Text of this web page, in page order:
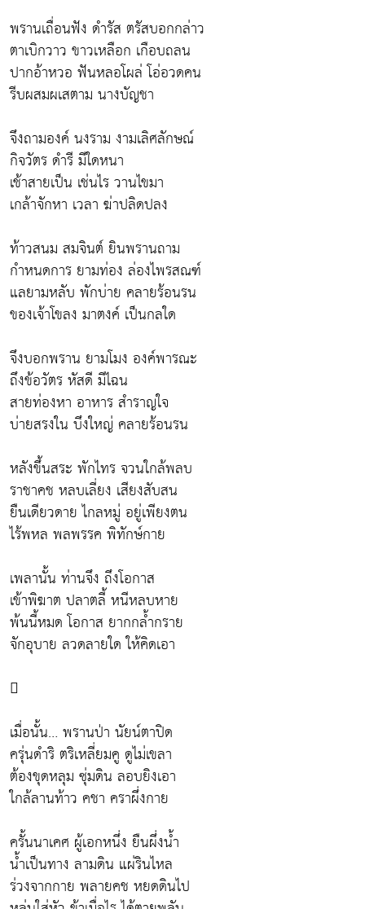
พรานเถื่อนฟัง ดำรัส ตรัสบอกกล่าว
ตาเบิกวาว ขาวเหลือก เกือบถลน
ปากอ้าหวอ ฟันหลอโผล่ โอ่อวดคน
รีบผสมผเสตาม นางบัญชา
จึงถามองค์ นงราม งามเลิศลักษณ์
กิจวัตร ดำรี มีใดหนา
เช้าสายเป็น เช่นไร วานไขมา
เกล้าจักหา เวลา ฆ่าปลิดปลง
ท้าวสนม สมจินต์ ยินพรานถาม
กำหนดการ ยามท่อง ล่องไพรสณฑ์
แลยามหลับ พักบ่าย คลายร้อนรน
ของเจ้าโขลง มาตงค์ เป็นกลใด
จึงบอกพราน ยามโมง องค์พารณะ
ถึงข้อวัตร หัสดี มีไฉน
สายท่องหา อาหาร สำราญใจ
บ่ายสรงใน บึงใหญ่ คลายร้อนรน
หลังขึ้นสระ พักไทร จวนใกล้พลบ
ราชาคช หลบเลี่ยง เสียงสับสน
ยืนเดียวดาย ไกลหมู่ อยู่เพียงตน
ไร้พหล พลพรรค พิทักษ์กาย
เพลานั้น ท่านจึง ถึงโอกาส
เข้าพิฆาต ปลาตลี้ หนีหลบหาย
พ้นนี้หมด โอกาส ยากกล้ำกราย
จักอุบาย ลวดลายใด ให้คิดเอา

เมื่อนั้น… พรานป่า นัยน์ตาปิด
ครุ่นดำริ ตริเหลี่ยมคู ดูไม่เขลา
ต้องขุดหลุม ซุ่มดิน ลอบยิงเอา
ใกล้ลานท้าว คชา คราผึ่งกาย
ครั้นนาเคศ ผู้เอกหนึ่ง ยืนผึ่งน้ำ
น้ำเป็นทาง ลามดิน แผ่รินไหล
ร่วงจากกาย พลายคช หยดดินไป